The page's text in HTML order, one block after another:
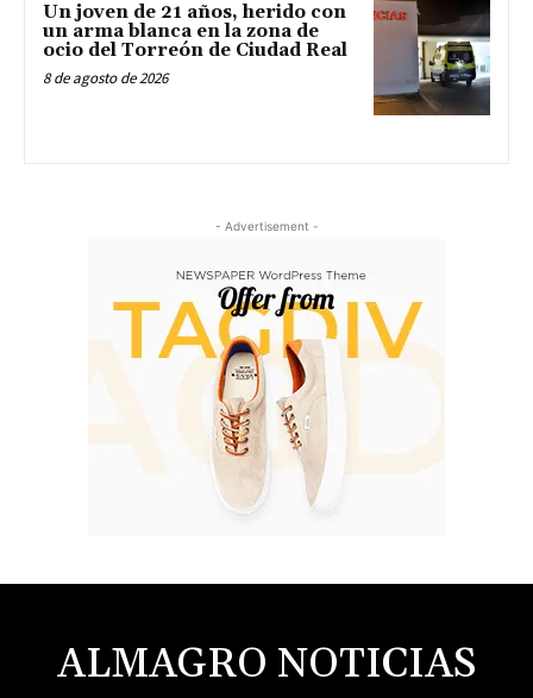
Un joven de 21 años, herido con
un arma blanca en la zona de
ocio del Torreón de Ciudad Real
8 de agosto de 2026
- Advertisement -
ALMAGRO NOTICIAS